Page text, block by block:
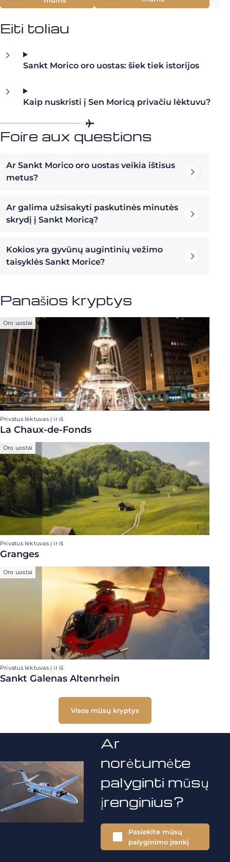
Eiti toliau
Sankt Morico oro uostas: šiek tiek istorijos
Kaip nuskristi į Sen Moricą privačiu lėktuvu?
Foire aux questions
Ar Sankt Morico oro uostas veikia ištisus
metus?
Ar galima užsisakyti paskutinės minutės
skrydį į Sankt Moricą?
Kokios yra gyvūnų augintinių vežimo
taisyklės Sankt Morice?
Panašios kryptys
Oro uostai
Privatus lėktuvas į ir iš
La Chaux-de-Fonds
Oro uostai
Privatus lėktuvas į ir iš
Granges
Oro uostai
Privatus lėktuvas į ir iš
Sankt Galenas Altenrhein
Visos mūsų kryptys
Ar
norėtumėte
palyginti mūsų
įrenginius?
Pasiekite mūsų
palyginimo įrankį